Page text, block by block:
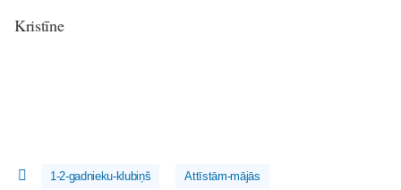
Kristīne
1-2-gadnieku-klubiņš Attīstām-mājās